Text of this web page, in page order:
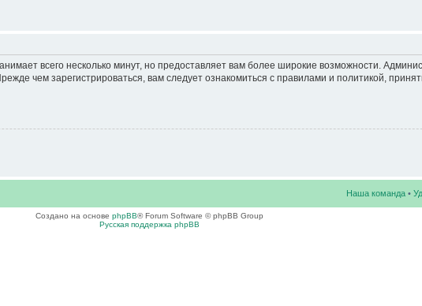
всего несколько минут, но предоставляет вам более широкие возможности.
чем зарегистрироваться, вам следует ознакомиться с правилами и политикой,
Наша команда •
Создано на основе phpBB® Forum Software © phpBB Group
Русская поддержка phpBB